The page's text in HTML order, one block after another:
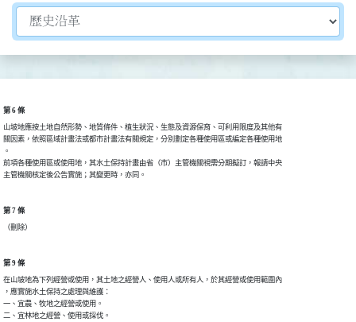
切換選擇法規資訊內容
第 6 條
山坡地應按土地自然形勢、地質條件、植生狀況、生態及資源保育、可利用限度及其他有
關因素，依照區域計畫法或都市計畫法有關規定，分別劃定各種使用區或編定各種使用地
。
前項各種使用區或使用地，其水土保持計畫由省（市）主管機關視需分期擬訂，報請中央
第 7 條
第 9 條
在山坡地為下列經營或使用，其土地之經營人、使用人或所有人，於其經營或使用範圍內
，應實施水土保持之處理與維護：
一、宜農、牧地之經營或使用。
二、宜林地之經營、使用或採伐。